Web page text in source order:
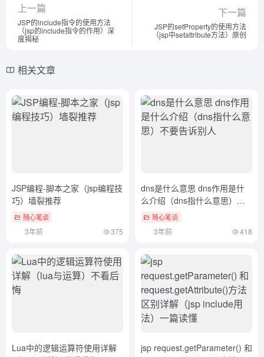
上一篇
JSP的include指令的使用方法
（jsp的include指令的作用）深
度揭秘
下一篇
JSP的setProperty的使用方法
（jsp中setattribute方法）原创
相关文章
JSP编程-脚本之家（jsp编程技
巧）墙裂推荐
随心笔谈
3年前 375
dns是什么意思 dns作用是什
么介绍（dns指什么意思）不
要告诉别人
随心笔谈
3年前 418
Lua中的逻辑运算符使用详解
jsp request.getParameter() 和